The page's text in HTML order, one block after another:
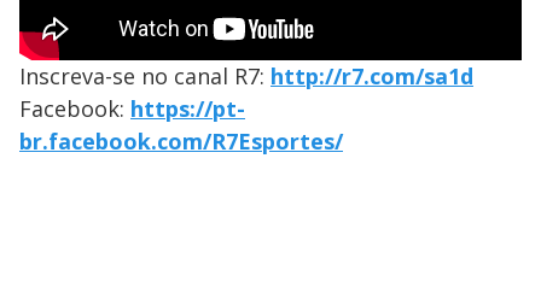
Inscreva-se no canal R7: http://r7.com/sa1d
Facebook: https://pt-
br.facebook.com/R7Esportes/